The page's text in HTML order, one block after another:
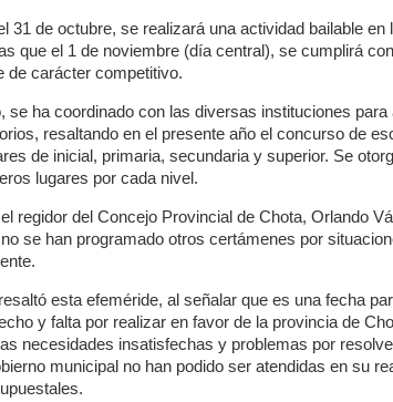
31 de octubre, se realizará una actividad bailable en
que el 1 de noviembre (día central), se cumplirá
de carácter competitivo.
se ha coordinado con las diversas instituciones para
resaltando en el presente año el concurso de
de inicial, primaria, secundaria y superior. Se
lugares por cada nivel.
regidor del Concejo Provincial de Chota, Orlando
se han programado otros certámenes por
esta efeméride, al señalar que es una fecha
y falta por realizar en favor de la provincia de
necesidades insatisfechas y problemas por
municipal no han podido ser atendidas en su